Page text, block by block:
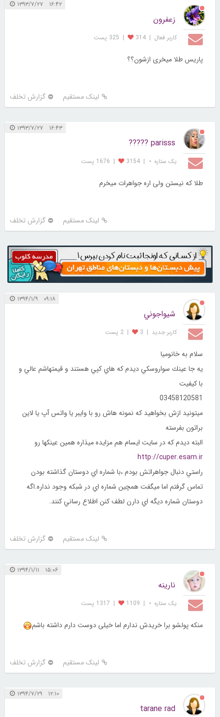
۱۶:۴۲ ۱۳۹۳/۷/۲۷
زعفرون
کاربر فعال |
314
| 325 پست
پاریس طلا میخری ازشون؟؟
لینک مستقیم گزارش تخلف
۱۶:۴۳ ۱۳۹۳/۷/۲۷
parisss ?????
یک ستاره ⋆ |
3154
| 1676 پست
طلا که نیستن ولی اره جواهرات میخرم
لینک مستقیم گزارش تخلف
۰۹:۱۸ ۱۳۹۴/۱/۹
شيواجوني
کاربر جديد |
3
| 2 پست
سلام به خانوميا
يه جا عينك سواروسكي ديدم كه هاي كپي هستند و قيمتهاشم عالي و
با كيفيت
03458120581
ميتونيد ازش بخواهيد كه نمونه هاش رو با وايبر يا واتس آپ يا لاين
براتون بفرسته
البته ديدم كه در سايت ايسام هم مزايده ميذاره همين عينكها رو
http://cuper.esam.ir
راستي دنبال جواهراتش بودم ،با شماره اي دوستان گذاشته بودن
تماس گرفتم اما ميگفت همچين شماره اي در شبكه وجود نداره.اگه
دوستان شماره ديگه اي دارن لطف كنن اطلاع رساني كنند.
لینک مستقیم گزارش تخلف
۱۵:۰۶ ۱۳۹۴/۱/۱۱
نارینه
یک ستاره ⋆ |
1109
| 1317 پست
منکه پولشو برا خریدش ندارم اما خیلی دوست دارم داشته باشم
لینک مستقیم گزارش تخلف
۱۲:۱۰ ۱۳۹۴/۷/۲۹
tarane rad